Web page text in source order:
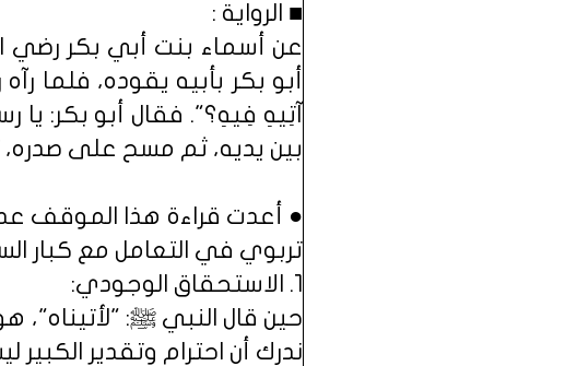
■ ​الرواية :
عن أسماء بنت أبي بكر رضي
أبو بكر بأبيه يقوده، فلما
آتِيهِ فِيهِ؟". فقال أبو بكر:
بين يديه، ثم مسح على
● أعدت قراءة هذا الموقف
تربوي في التعامل مع كبار
​١. الاستحقاق الوجودي:
حين قال النبي ﷺ:
ندرك أن احترام وتقدير